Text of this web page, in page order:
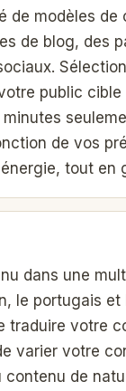
de modèles
de blog, des
public
de vos
tout en
dans une
le portugais
traduire votre
varier votre
contenu de